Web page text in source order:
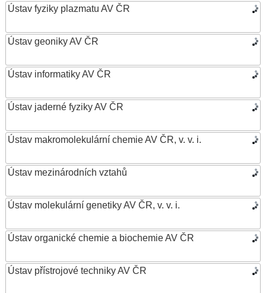
Ústav fyziky plazmatu AV ČR
Ústav geoniky AV ČR
Ústav informatiky AV ČR
Ústav jaderné fyziky AV ČR
Ústav makromolekulární chemie AV ČR, v. v. i.
Ústav mezinárodních vztahů
Ústav molekulární genetiky AV ČR, v. v. i.
Ústav organické chemie a biochemie AV ČR
Ústav přístrojové techniky AV ČR